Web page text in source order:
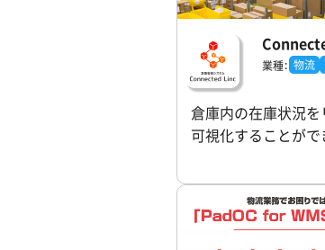
業種： 物流
倉庫内の在庫状況を
可視化することがで